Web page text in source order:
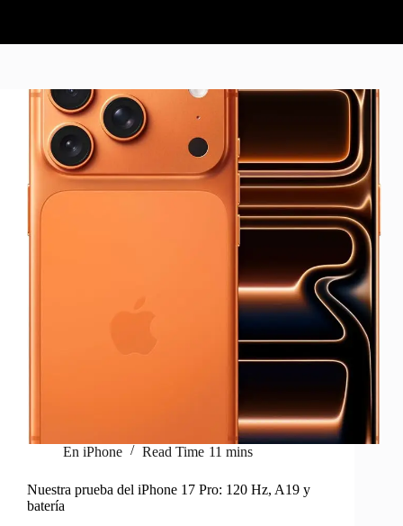
En iPhone Read Time 11 mins
Nuestra prueba del iPhone 17 Pro: 120 Hz, A19 y
batería